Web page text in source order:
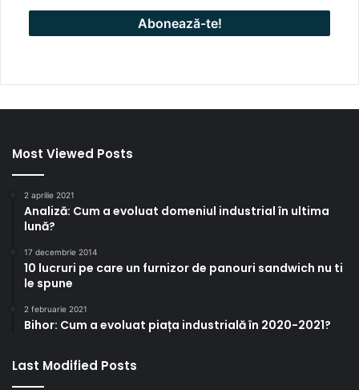
Most Viewed Posts
2 aprilie 2021
Analiză: Cum a evoluat domeniul industrial în ultima
lună?
17 decembrie 2014
10 lucruri pe care un furnizor de panouri sandwich nu ti
le spune
2 februarie 2021
Bihor: Cum a evoluat piața industrială în 2020-2021?
Last Modified Posts